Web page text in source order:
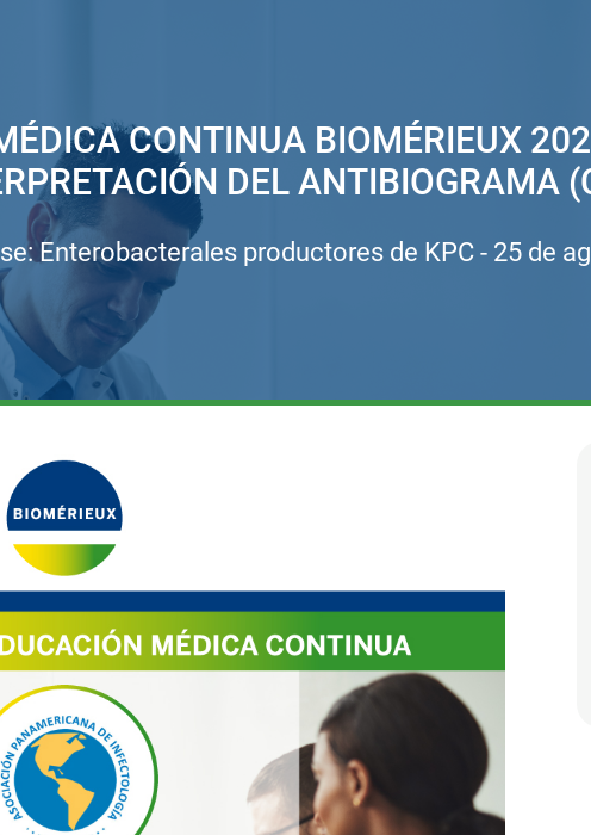
CONTINUA BIOMÉRIEUX
DEL ANTIBIOGRAMA
Enterobacterales productores de KPC - 25 de